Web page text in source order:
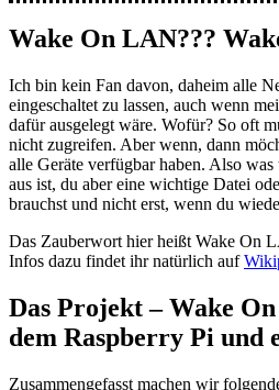
Wake On LAN???
Ich bin kein Fan davon, daheim alle
eingeschaltet zu lassen, auch wenn
dafür ausgelegt wäre. Wofür? So oft
nicht zugreifen. Aber wenn, dann
alle Geräte verfügbar haben. Also
aus ist, du aber eine wichtige Datei
brauchst und nicht erst, wenn du
Das Zauberwort hier heißt Wake On
Infos dazu findet ihr natürlich auf
Das Projekt – Wake
dem Raspberry Pi und
Zusammengefasst machen wir